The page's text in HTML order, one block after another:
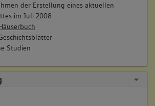
"Neccar Seite.
Ob der Kirch. Nr. 91 1/2 Der Obere Thurn
Wohnung, befindet sich nicht in der
Besitzer ist die "Herzogliche
der Erstellung eines aktuellen
im Juli 2008
Studien